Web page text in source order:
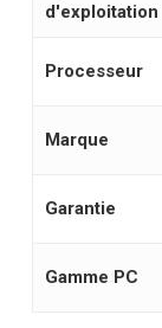
d'exploitation
Processeur
Marque
Garantie
Gamme PC